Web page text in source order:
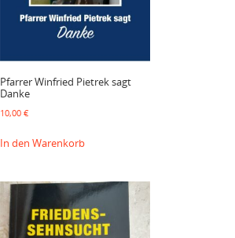
Pfarrer Winfried Pietrek sagt
Danke
10,00€
In den Warenkorb